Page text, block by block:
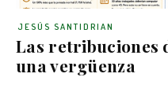
Las retribuciones
una vergüenza
JESÚS SANTIDRIAN